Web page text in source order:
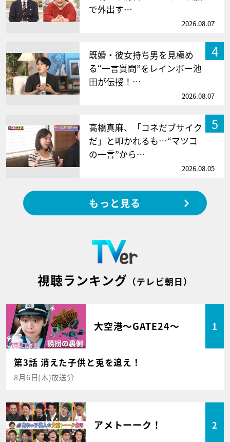
で外出す…
2026.08.07
4
既婚・彼女持ち男を見極め
る“一言質問”をレインボー池
田が伝授！…
2026.08.07
5
高橋真麻、「コネだブサイク
だ」と叩かれるも…“マツコ
の一言”から…
2026.08.05
もっと見る
視聴ランキング （テレビ朝日）
大空港～GATE24～ 1
第3話 消えた子供と兎を追え！
8月6日(木)放送分
アメトーーク！ 2